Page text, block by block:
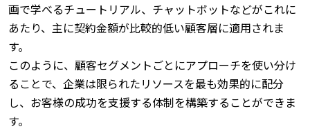
画で学べるチュートリアル、チャットボットなどがこれに
あたり、主に契約金額が比較的低い顧客層に適用されま
す。
このように、顧客セグメントごとにアプローチを使い分け
ることで、企業は限られたリソースを最も効果的に配分
し、お客様の成功を支援する体制を構築することができま
す。